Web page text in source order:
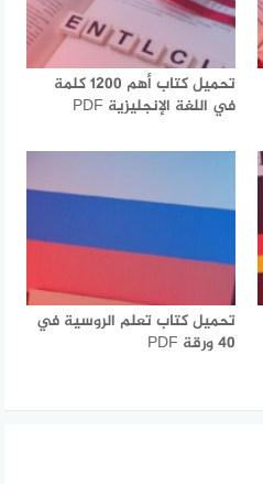
تحميل كتاب أهم 1200 كلمة
في اللغة الإنجليزية PDF
تحميل كتاب تعلم الروسية في
40 ورقة PDF